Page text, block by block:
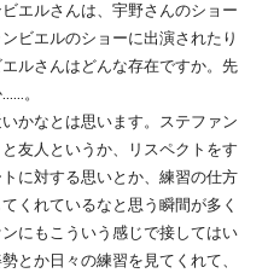
ルさんは、宇野さんのショー
ビエルのショーに出演されたり
ルさんはどんな存在ですか。先
。
かなとは思います。ステファン
友人というか、リスペクトをす
に対する思いとか、練習の仕方
くれているなと思う瞬間が多く
にもこういう感じで接してはい
とか日々の練習を見てくれて、